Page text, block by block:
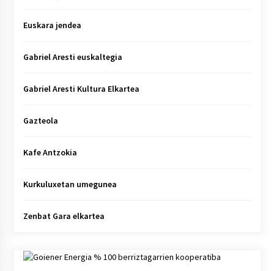
Euskara jendea
Gabriel Aresti euskaltegia
Gabriel Aresti Kultura Elkartea
Gazteola
Kafe Antzokia
Kurkuluxetan umegunea
Zenbat Gara elkartea